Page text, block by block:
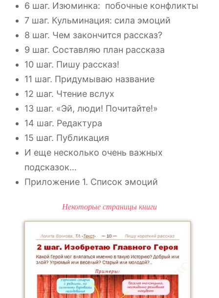
6 шаг. Изюминка: побочные конфликты
7 шаг. Кульминация: сила эмоций
8 шаг. Чем закончится рассказ?
9 шаг. Составляю план рассказа
10 шаг. Пишу рассказ!
11 шаг. Придумываю название
12 шаг. Чтение вслух
13 шаг. «Эй, люди! Почитайте!»
14 шаг. Редактура
15 шаг. Публикация
И еще несколько очень важных
подсказок…
Приложение 1. Список эмоций
Некоторые страницы книги